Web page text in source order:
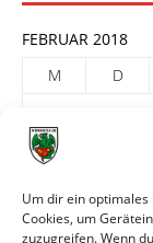
Um dir ein optimales
Cookies, um
zuzugreifen. Wenn
FEBRUAR 2018
M
D
5
19
20